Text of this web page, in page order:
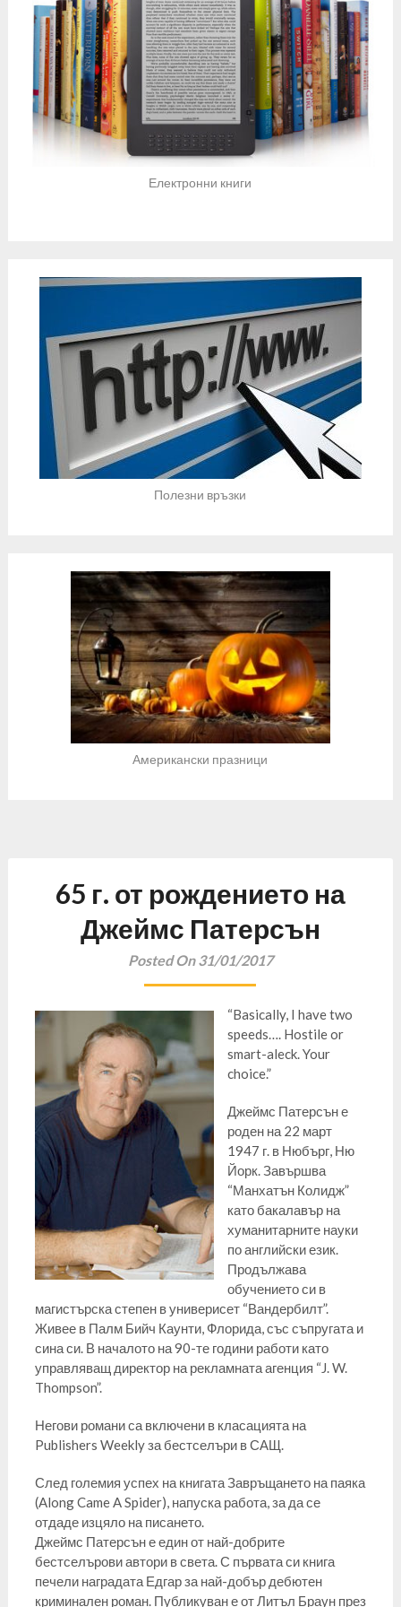
Електронни книги
Полезни връзки
Американски празници
65 г. от рождението на
Джеймс Патерсън
Posted On 31/01/2017
“Basically, I have two
speeds…. Hostile or
smart-aleck. Your
choice.”
Джеймс Патерсън е
роден на 22 март
1947 г. в Нюбърг, Ню
Йорк. Завършва
“Манхатън Колидж”
като бакалавър на
хуманитарните науки
по английски език.
Продължава
обучението си в
магистърска степен в универисет “Вандербилт”.
Живее в Палм Бийч Каунти, Флорида, със съпругата и
сина си. В началото на 90-те години работи като
управляващ директор на рекламната агенция “J. W.
Thompson”.
Негови романи са включени в класацията на
Publishers Weekly за бестселъри в САЩ.
След големия успех на книгата Завръщането на паяка
(Along Came A Spider), напуска работа, за да се
отдаде изцяло на писането.
Джеймс Патерсън е един от най-добрите
бестселърови автори в света. С първата си книга
печели наградата Едгар за най-добър дебютен
криминален роман. Публикуван е от Литъл Браун през